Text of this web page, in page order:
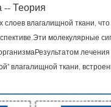
-- Теория
слоев влагалищной ткани,
молекулярные
влагалищной ткани,